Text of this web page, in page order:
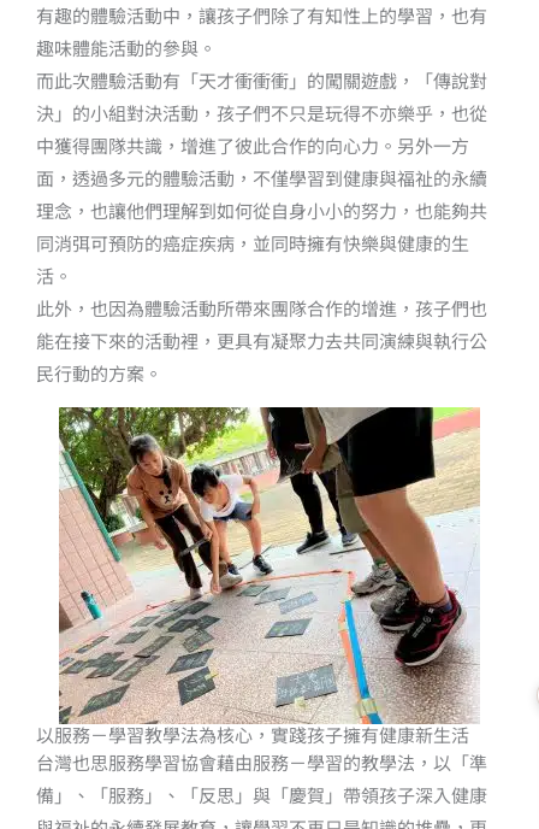
有趣的體驗活動中，讓孩子們除了有知性上的學習，也有
趣味體能活動的參與。
而此次體驗活動有「天才衝衝衝」的闖關遊戲，「傳說對
決」的小組對決活動，孩子們不只是玩得不亦樂乎，也從
中獲得團隊共識，增進了彼此合作的向心力。另外一方
面，透過多元的體驗活動，不僅學習到健康與福祉的永續
理念，也讓他們理解到如何從自身小小的努力，也能夠共
同消弭可預防的癌症疾病，並同時擁有快樂與健康的生
活。
此外，也因為體驗活動所帶來團隊合作的增進，孩子們也
能在接下來的活動裡，更具有凝聚力去共同演練與執行公
民行動的方案。
以服務－學習教學法為核心，實踐孩子擁有健康新生活
台灣也思服務學習協會藉由服務－學習的教學法，以「準
備」、「服務」、「反思」與「慶賀」帶領孩子深入健康